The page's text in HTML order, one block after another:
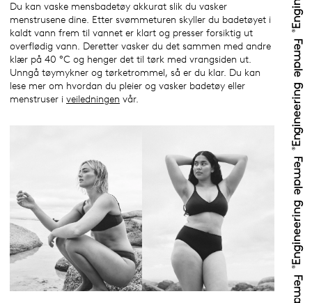
Du kan vaske mensbadetøy akkurat slik du vasker
menstrusene dine. Etter svømmeturen skyller du badetøyet i
kaldt vann frem til vannet er klart og presser forsiktig ut
overflødig vann. Deretter vasker du det sammen med andre
klær på 40 °C og henger det til tørk med vrangsiden ut.
Unngå tøymykner og tørketrommel, så er du klar. Du kan
lese mer om hvordan du pleier og vasker badetøy eller
menstruser i veiledningen vår.